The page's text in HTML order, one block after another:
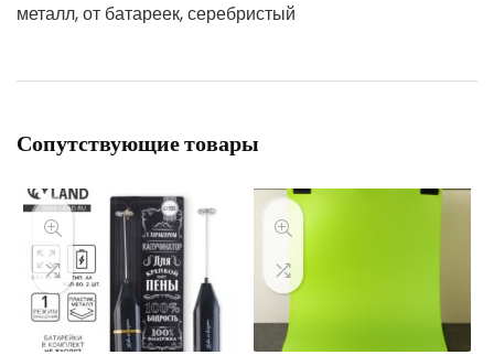
металл, от батареек, серебристый
Сопутствующие товары